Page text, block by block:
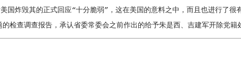
炸毁其的正式回应“十分脆弱”，这在美国的意料之中，而且也进行了很
查调查报告，承认省委常委会之前作出的给予朱是西、吉建军开除党籍